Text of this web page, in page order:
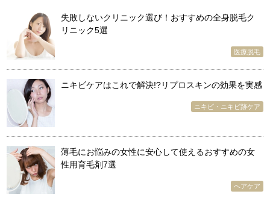
失敗しないクリニック選び！おすすめの全身脱毛ク
リニック5選
医療脱毛
ニキビケアはこれで解決!?リプロスキンの効果を実感
ニキビ・ニキビ跡ケア
薄毛にお悩みの女性に安心して使えるおすすめの女
性用育毛剤7選
ヘアケア